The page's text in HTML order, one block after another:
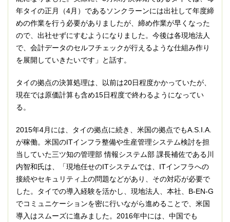
年タイの正月（4月）であるソンクラーンには出社して年度締
めの作業を行う必要がありましたが、締め作業が早くなった
ので、出社せずにすむようになりました。今後は各現地法人
で、会計データのセルフチェックが行えるような仕組み作り
を展開していきたいです」と話す。
タイの拠点の決算処理は、以前は20日程度かかっていたが、
現在では原価計算も含め15日程度で終わるようになってい
る。
2015年4月には、タイの拠点に続き、米国の拠点でもA.S.I.A.
が稼働。米国のITインフラ整備や生産管理システム検討を担
当していた三ツ知の管理部 情報システム部 課長補佐である川
内智和氏は、「現地任せのITシステムでは、ITインフラへの
接続やセキュリティ上の問題などがあり、その対応が必要で
した。タイでの導入経験を活かし、現地法人、本社、B-EN-G
でコミュニケーションを密に行いながら進めることで、米国
導入はスムーズに進みました。2016年中には、中国でも